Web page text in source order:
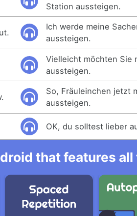
Station aussteigen.
Ich werde meine
aussteigen.
Vielleicht möchten Sie
aussteigen.
So, Fräuleinchen jetzt
aussteigen.
OK, du solltest lieber
that features